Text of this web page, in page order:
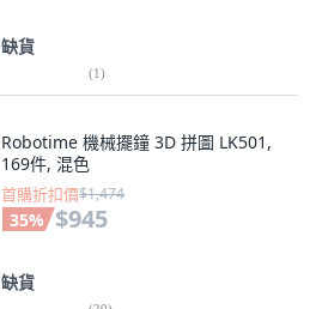
缺貨
(1)
Robotime 機械擺鐘 3D 拼圖 LK501,
169件, 混色
首購折扣價$1,474
35% $945
缺貨